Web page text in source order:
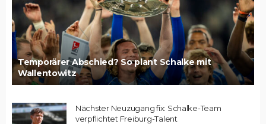
Temporärer Abschied? So plant Schalke mit
Wallentowitz
Nächster Neuzugang fix: Schalke-Team
verpflichtet Freiburg-Talent